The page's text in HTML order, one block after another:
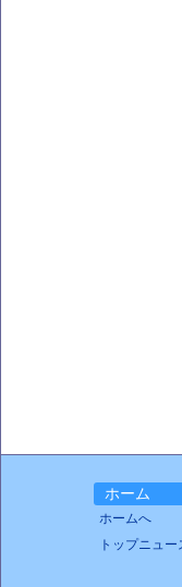
ホーム
ホームへ
トップニュー